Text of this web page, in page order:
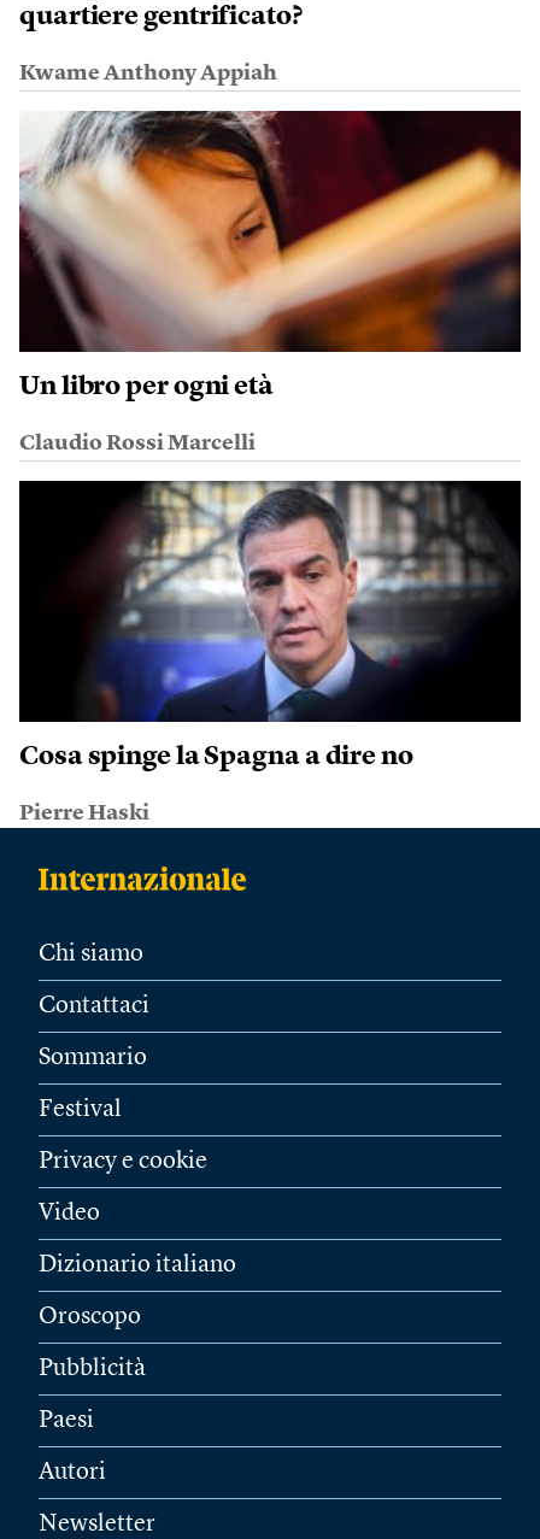
quartiere gentrificato?
Kwame Anthony Appiah
Un libro per ogni età
Claudio Rossi Marcelli
Cosa spinge la Spagna a dire no
Pierre Haski
Chi siamo
Contattaci
Sommario
Festival
Privacy e cookie
Video
Dizionario italiano
Oroscopo
Pubblicità
Paesi
Autori
Newsletter